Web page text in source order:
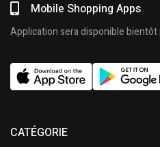
Mobile Shopping Apps
Application sera disponible
CATÉGORIE